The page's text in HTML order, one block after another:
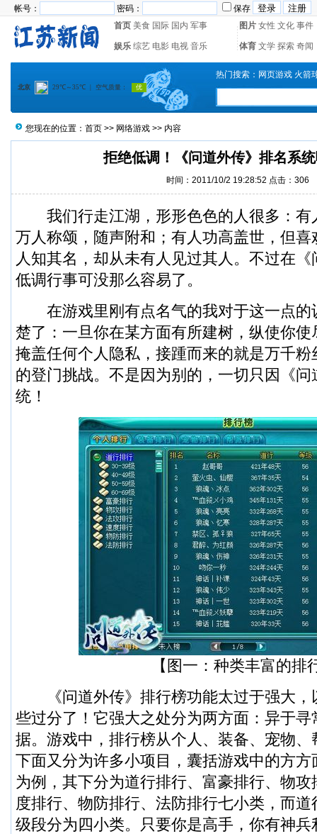
帐号： 密码：
保存
首页 美食 国际 国内 军事 图片 女性 文化 事件
娱乐 综艺 电影 电视 音乐 体育 文学 探索 奇闻
热门搜索： 网页游戏 火箭
您现在的位置： 首页 >> 网络游戏 >> 内容
拒绝低调！《问道外传》排名系
时间：2011/10/2 19:28:52 点击： 306
我们行走江湖，形形色色的人很多：有
万人称颂，随声附和；有人功高盖世，但
人知其名，却从未有人见过其人。不过在
低调行事可没那么容易了。
在游戏里刚有点名气的我对于这一点的
楚了：一旦你在某方面有所建树，纵使你
掩盖任何个人隐私，接踵而来的就是万千
的登门挑战。不是因为别的，一切只因《
统！
【图一：种类丰富的排
《问道外传》排行榜功能太过于强大，
些过分了！它强大之处分为两方面：异于
据。游戏中，排行榜从个人、装备、宠物
下面又分为许多小项目，囊括游戏中的方
为例，其下分为道行排行、富豪排行、物
度排行、物防排行、法防排行七小类，而
级段分为四小类。只要你是高手，你有神